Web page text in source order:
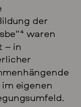
der
4 waren
– in
eigenen